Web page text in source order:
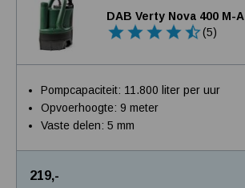
DAB Verty Nova 400 M-A
(5)
Pompcapaciteit: 11.800 liter per uur
Opvoerhoogte: 9 meter
Vaste delen: 5 mm
219,-